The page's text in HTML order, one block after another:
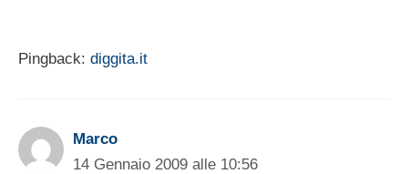
Pingback: diggita.it
Marco
14 Gennaio 2009 alle 10:56